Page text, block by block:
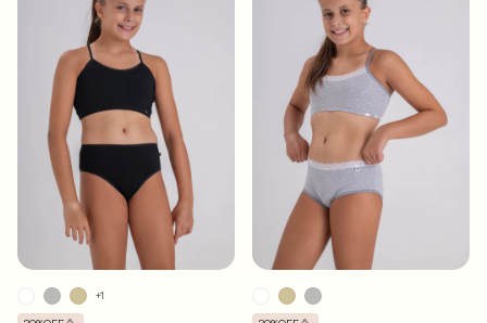
+1